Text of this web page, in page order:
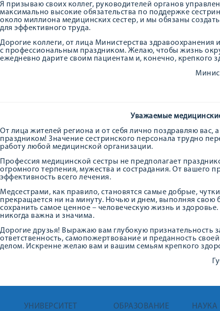
Я призываю своих коллег, руководителей органов
максимально высокие обязательства по поддержке
около миллиона медицинских сестер, и мы обязаны
для эффективного труда.
Дорогие коллеги, от лица Министерства здравоохранения
с профессиональным праздником. Желаю, чтобы жизнь
ежедневно дарите своим пациентам и, конечно, крепкого
Уважаемые
От лица жителей региона и от себя лично поздравляю вас,
праздником! Значение сестринского персонала трудно
работу любой медицинской организации.
Профессия медицинской сестры не предполагает
огромного терпения, мужества и сострадания. От вашего
эффективность всего лечения.
Медсестрами, как правило, становятся самые добрые,
прекращается ни на минуту. Ночью и днем, выполняя свою
сохранить самое ценное – человеческую жизнь и
никогда важна и значима.
Дорогие друзья! Выражаю вам глубокую признательность
ответственность, самопожертвование и преданность
делом. Искренне желаю вам и вашим семьям крепкого
УНИВЕРСИТЕТ ОБРАЗОВАНИЕ НАУКА